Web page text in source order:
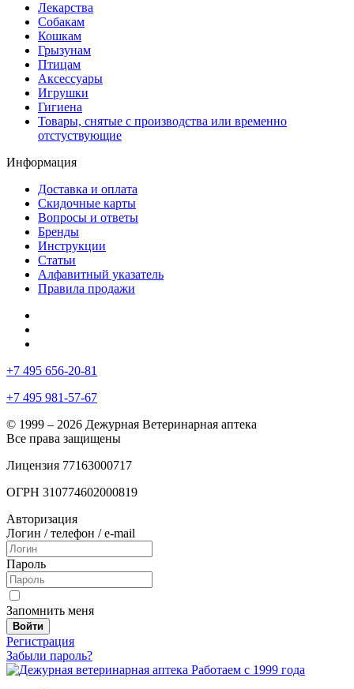
Лекарства
Собакам
Кошкам
Грызунам
Птицам
Аксессуары
Игрушки
Гигиена
Товары, снятые с производства или временно
отстуствующие
Информация
Доставка и оплата
Скидочные карты
Вопросы и ответы
Бренды
Инструкции
Статьи
Алфавитный указатель
Правила продажи
+7 495 656-20-81
+7 495 981-57-67
© 1999 – 2026 Дежурная Ветеринарная аптека
Все права защищены
Лицензия 77163000717
ОГРН 310774602000819
Авторизация
Логин / телефон / e-mail
Пароль
Запомнить меня
Войти
Регистрация
Забыли пароль?
Работаем с 1999 года